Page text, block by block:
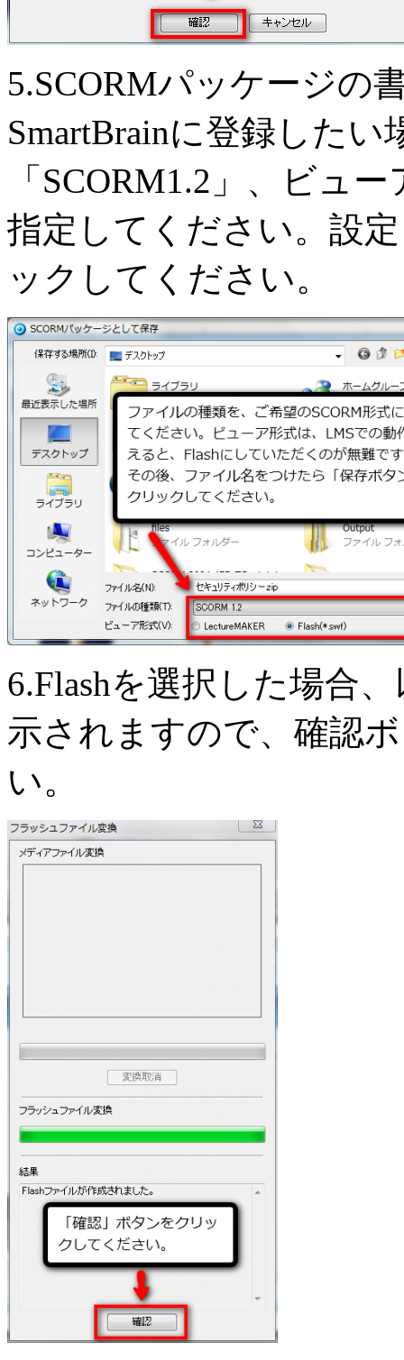
5.SCORMパッケージの
SmartBrainに登録した
「SCORM1.2」、ビュ
指定してください。設
ックしてください。
6.Flashを選択した場合
示されますので、確認
い。